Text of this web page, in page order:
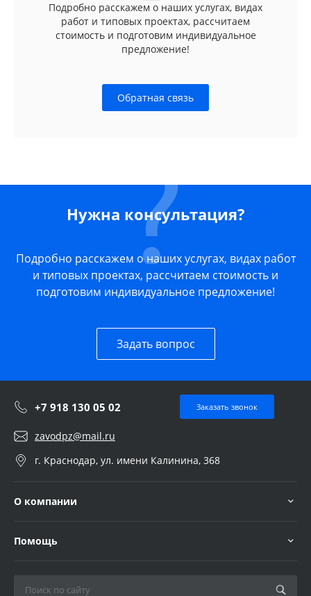
Подробно расскажем о наших услугах, видах
работ и типовых проектах, рассчитаем
стоимость и подготовим индивидуальное
предложение!
Обратная связь
Нужна консультация?
Подробно расскажем о наших услугах, видах работ
и типовых проектах, рассчитаем стоимость и
подготовим индивидуальное предложение!
Задать вопрос
+7 918 130 05 02 Заказать звонок
zavodpz@mail.ru
г. Краснодар, ул. имени Калинина, 368
О компании
Помощь